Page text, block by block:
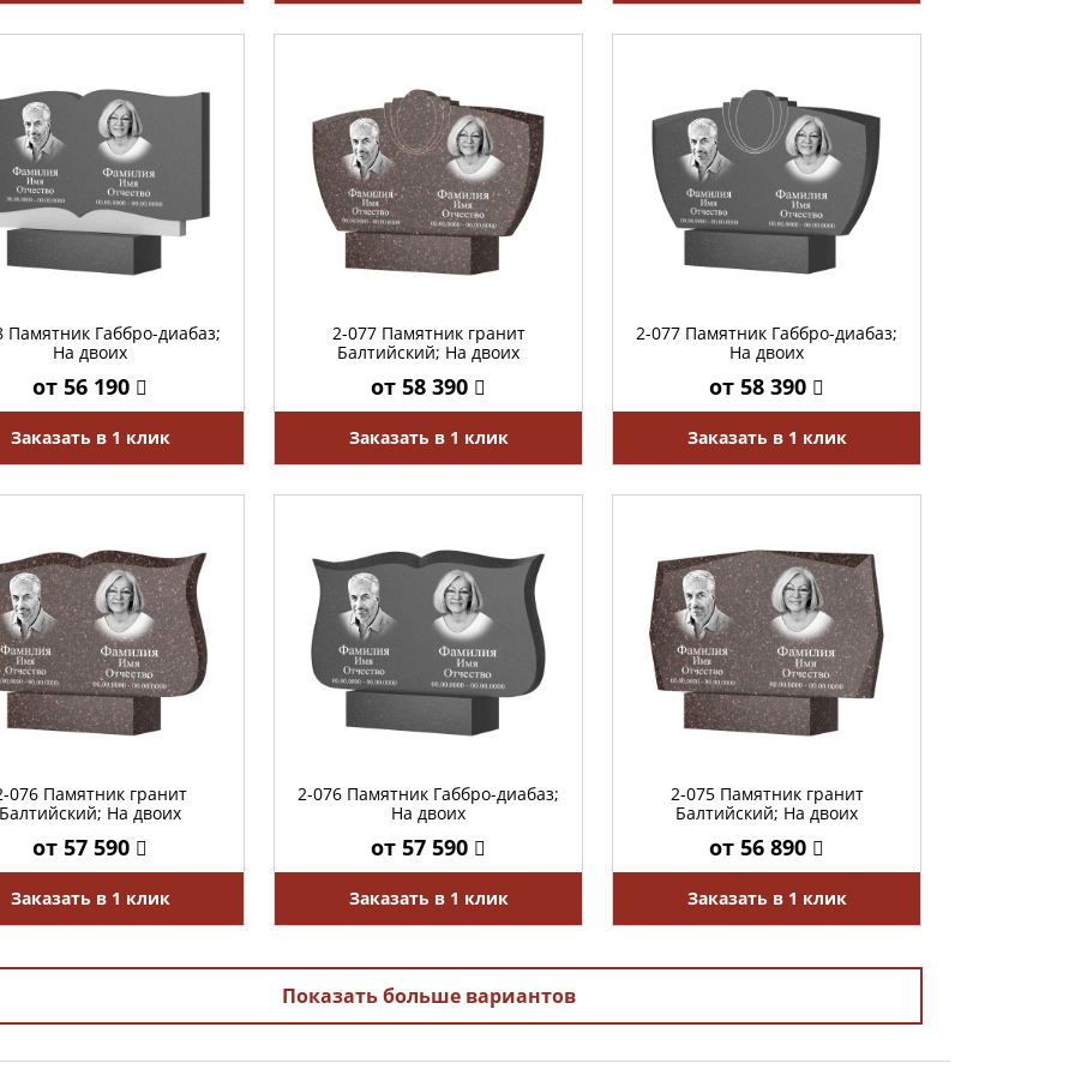
Памятник Габбро-диабаз;
На двоих
от 56 190
Заказать в 1 клик
2-077 Памятник гранит
Балтийский; На двоих
от 58 390
Заказать в 1 клик
2-077 Памятник Габбро-диабаз;
На двоих
от 58 390
Заказать в 1 клик
076 Памятник гранит
Балтийский; На двоих
от 57 590
Заказать в 1 клик
2-076 Памятник Габбро-диабаз;
На двоих
от 57 590
Заказать в 1 клик
2-075 Памятник гранит
Балтийский; На двоих
от 56 890
Заказать в 1 клик
Показать больше вариантов